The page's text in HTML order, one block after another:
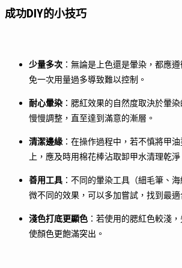
成功DIY的小技巧
少量多次 ：無論是上色還是暈染，都應
免一次用量過多導致難以控制。
耐心暈染 ：腮紅效果的自然度取決於暈
慢慢調整，直至達到滿意的漸層。
清潔邊緣 ：在操作過程中，若不慎將甲
上，應及時用棉花棒沾取卸甲水清理乾淨
善用工具 ：不同的暈染工具（細毛筆、
微不同的效果，可以多加嘗試，找到最適
淺色打底更顯色 ：若使用的腮紅色較淺
使顏色更飽滿突出。